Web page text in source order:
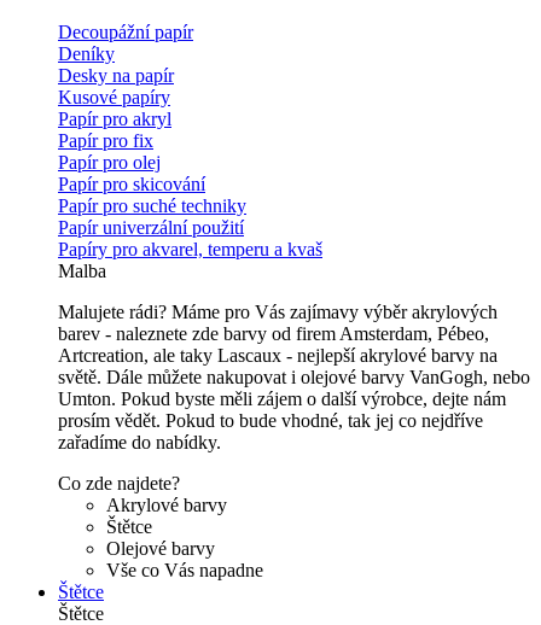
Decoupážní papír
Deníky
Desky na papír
Kusové papíry
Papír pro akryl
Papír pro fix
Papír pro olej
Papír pro skicování
Papír pro suché techniky
Papír univerzální použití
Papíry pro akvarel, temperu a kvaš
Malba
Malujete rádi? Máme pro Vás zajímavy výběr akrylových
barev - naleznete zde barvy od firem Amsterdam, Pébeo,
Artcreation, ale taky Lascaux - nejlepší akrylové barvy na
světě. Dále můžete nakupovat i olejové barvy VanGogh, nebo
Umton. Pokud byste měli zájem o další výrobce, dejte nám
prosím vědět. Pokud to bude vhodné, tak jej co nejdříve
zařadíme do nabídky.
Co zde najdete?
Akrylové barvy
Štětce
Olejové barvy
Vše co Vás napadne
Štětce
Štětce